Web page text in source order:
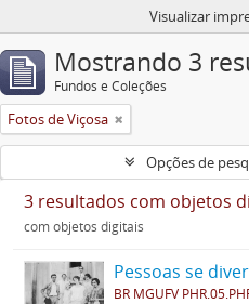
Visualizar
Mostrando 3
Fundos e Coleções
Fotos de Viçosa
Opções de
3 resultados com objetos
com objetos digitais
Pessoas se
BR MGUFV